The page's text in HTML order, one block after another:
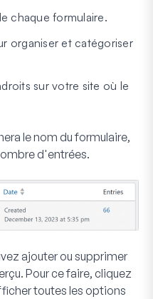
chaque formulaire.
organiser et catégoriser
sur votre site où le
le nom du formulaire,
d'entrées.
ajouter ou supprimer
Pour ce faire, cliquez
toutes les options